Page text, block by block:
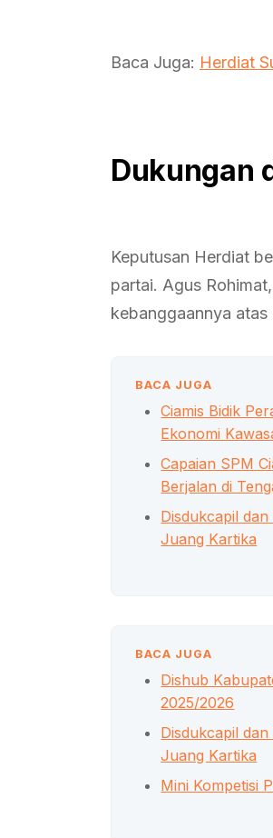
Baca Juga: Herdiat
Dukungan
Keputusan Herdiat
partai. Agus
kebanggaannya
BACA JUGA
Ciamis Bidik
Ekonomi
Capaian SPM
Berjalan di
Disdukcapil
Juang Kartika
BACA JUGA
Dishub
2025/2026
Disdukcapil
Juang Kartika
Mini Kompetisi